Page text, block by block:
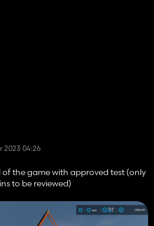
2023 04:26
of the game with approved test (only
to be reviewed)